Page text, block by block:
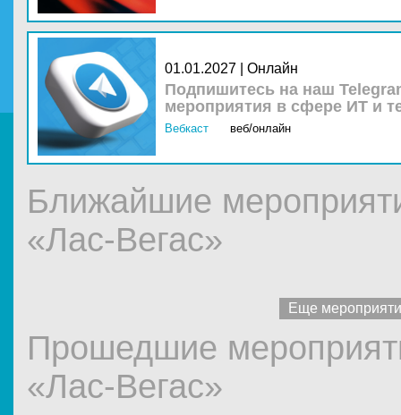
01.01.2027 | Онлайн
Подпишитесь на наш
мероприятия в сфере ИТ и
Вебкаст веб/онлайн
Ближайшие
«Лас-Вегас»
Еще
Прошедшие
«Лас-Вегас»